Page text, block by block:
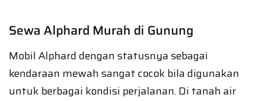
Sewa Alphard Murah di Gunung
Mobil Alphard dengan statusnya sebagai
kendaraan mewah sangat cocok bila digunakan
untuk berbagai kondisi perjalanan. Di tanah air